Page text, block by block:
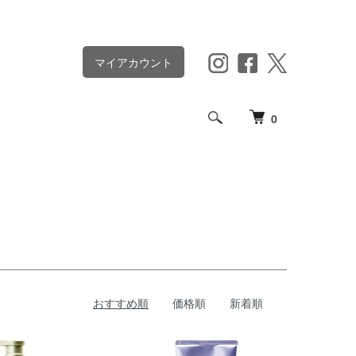
0
マイアカウント
おすすめ順 価格順 新着順